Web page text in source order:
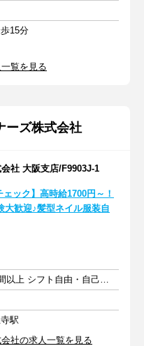
15分
覧を見る
ーズ株式会社
社 大阪支店/F9903J-1
ェック】高時給1700円～！
歓迎♪髪型ネイル服装自
週4日以上 1日4時間以上 シフト自由・自己申告
駅
社の求人一覧を見る